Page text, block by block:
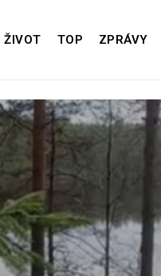
ŽIVOT TOP ZPRÁVY